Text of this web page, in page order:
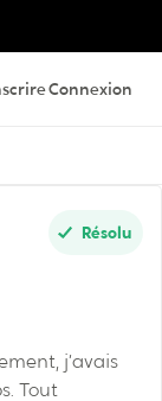
Connexion
Résolu
j’avais
Tout